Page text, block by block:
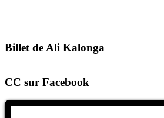
Billet de Ali Kalonga
CC sur Facebook